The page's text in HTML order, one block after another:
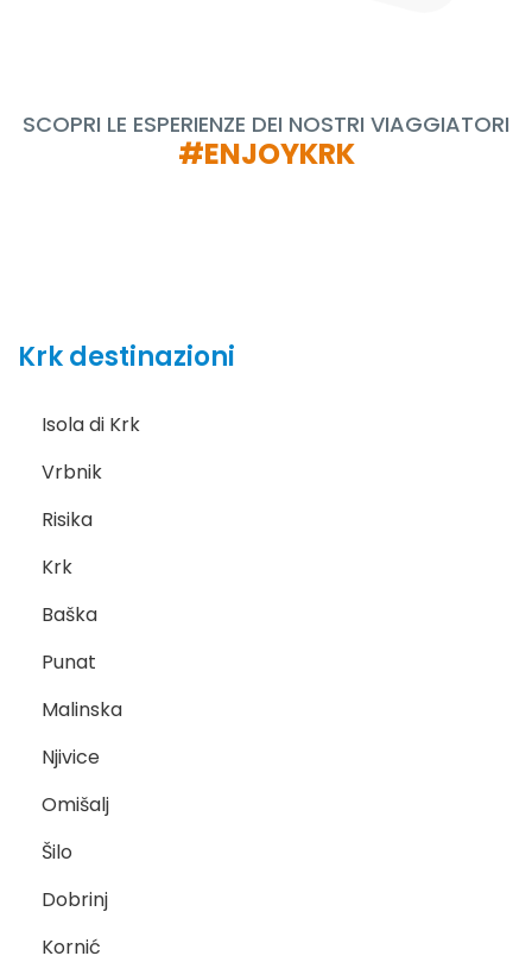
SCOPRI LE ESPERIENZE DEI NOSTRI VIAGGIATORI
#ENJOYKRK
Krk destinazioni
Isola di Krk
Vrbnik
Risika
Krk
Baška
Punat
Malinska
Njivice
Omišalj
Šilo
Dobrinj
Kornić